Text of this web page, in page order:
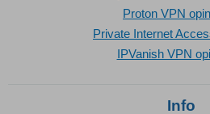
Proton VPN
Private Internet
IPVanish VPN
Info